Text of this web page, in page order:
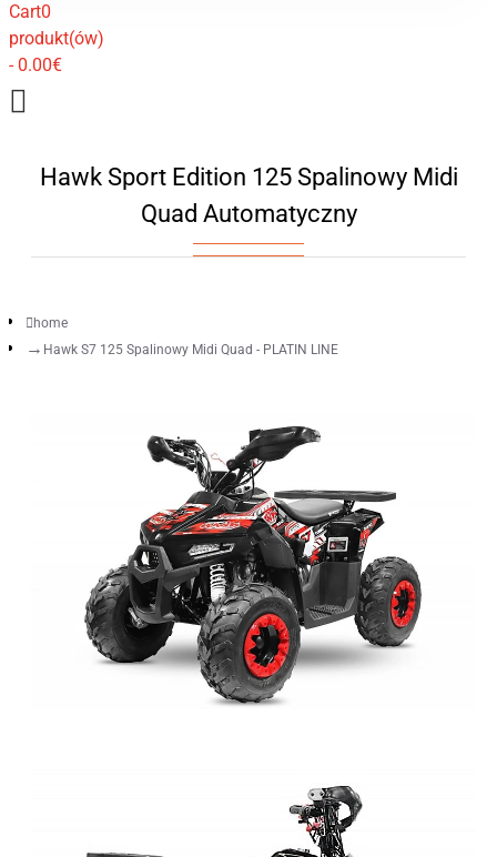
Cart0
produkt(ów)
- 0.00€
Hawk Sport Edition 125 Spalinowy Midi
Quad Automatyczny
home
Hawk S7 125 Spalinowy Midi Quad - PLATIN LINE